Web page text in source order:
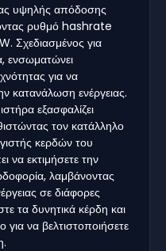
υψηλής απόδοσης
ρυθμό hashrate
Σχεδιασμένος για
ενσωματώνει
για να
κατανάλωση ενέργειας.
εξασφαλίζει
τον κατάλληλο
κερδών του
να εκτιμήσετε την
λαμβάνοντας
σε διάφορες
τα δυνητικά κέρδη και
για να βελτιστοποιήσετε